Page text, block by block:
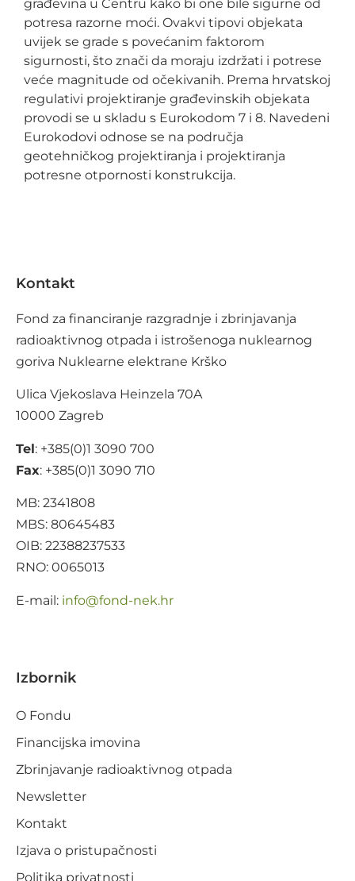
građevina u Centru kako bi one bile sigurne od
potresa razorne moći. Ovakvi tipovi objekata
uvijek se grade s povećanim faktorom
sigurnosti, što znači da moraju izdržati i potrese
veće magnitude od očekivanih. Prema hrvatskoj
regulativi projektiranje građevinskih objekata
provodi se u skladu s Eurokodom 7 i 8. Navedeni
Eurokodovi odnose se na područja
geotehničkog projektiranja i projektiranja
potresne otpornosti konstrukcija.
Kontakt
Fond za financiranje razgradnje i zbrinjavanja
radioaktivnog otpada i istrošenoga nuklearnog
goriva Nuklearne elektrane Krško
Ulica Vjekoslava Heinzela 70A
10000 Zagreb
Tel: +385(0)1 3090 700
Fax: +385(0)1 3090 710
MB: 2341808
MBS: 80645483
OIB: 22388237533
RNO: 0065013
E-mail: rh.ken-dnof
@ofni
Izbornik
O Fondu
Financijska imovina
Zbrinjavanje radioaktivnog otpada
Newsletter
Kontakt
Izjava o pristupačnosti
Politika privatnosti